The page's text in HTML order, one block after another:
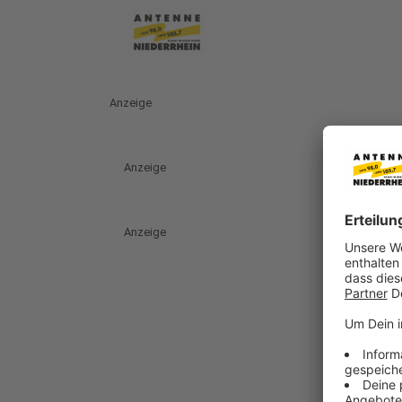
Anzeige
Anzeige
Anzeige